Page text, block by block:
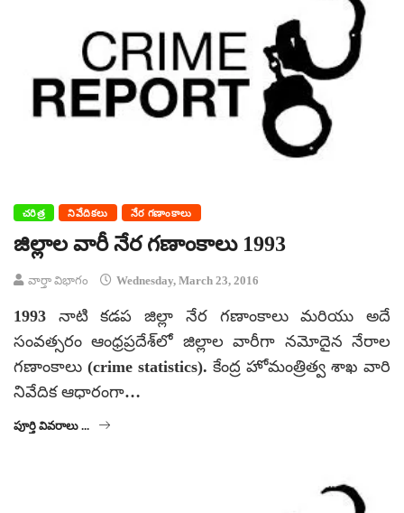
చరిత్ర నివేదికలు నేర గణాంకాలు
జిల్లాల వారీ నేర గణాంకాలు 1993
వార్తా విభాగం Wednesday, March 23, 2016
1993 నాటి కడప జిల్లా నేర గణాంకాలు మరియు అదే
సంవత్సరం ఆంధ్రప్రదేశ్‌లో జిల్లాల వారీగా నమోదైన నేరాల
గణాంకాలు (crime statistics). కేంద్ర హోమంత్రిత్వ శాఖ వారి
నివేదిక ఆధారంగా…
పూర్తి వివరాలు ...